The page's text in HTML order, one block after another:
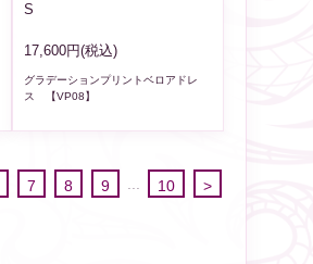
S
17,600円(税込)
グラデーションプリントベロアドレ
ス 【VP08】
7 8 9 ... 10 >